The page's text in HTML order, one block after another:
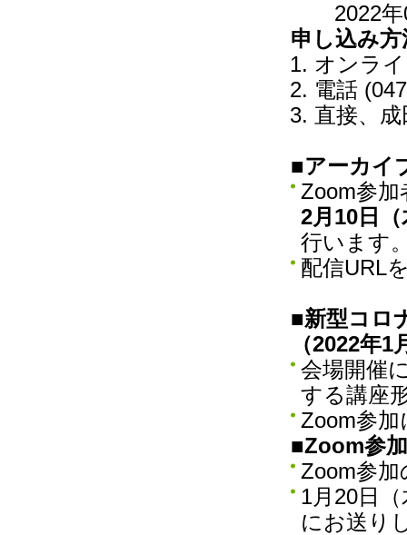
2022
申し込み方
オンラ
電話
直接、
■アーカイ
Zoom参加
2月10日
行います
配信URL
■新型コロ
（2022年
会場開催
する講座
Zoom参
■Zoom参
Zoom参
1月20日
にお送り